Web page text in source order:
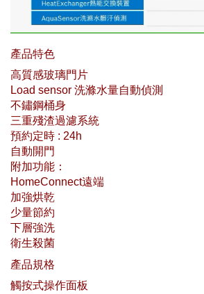
產品特色
高質感玻璃門片
Load sensor 洗滌水量自動偵測
不鏽鋼桶身
三重殘渣過濾系統
預約定時 : 24h
自動開門
附加功能：
HomeConnect遠端
加強烘乾
少量節約
下層強洗
衛生殺菌
產品規格
觸按式操作面板